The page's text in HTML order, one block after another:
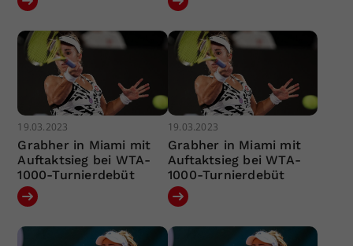
19.03.2023
Grabher in Miami mit
Auftaktsieg bei WTA-
1000-Turnierdebüt
19.03.2023
Grabher in Miami mit
Auftaktsieg bei WTA-
1000-Turnierdebüt